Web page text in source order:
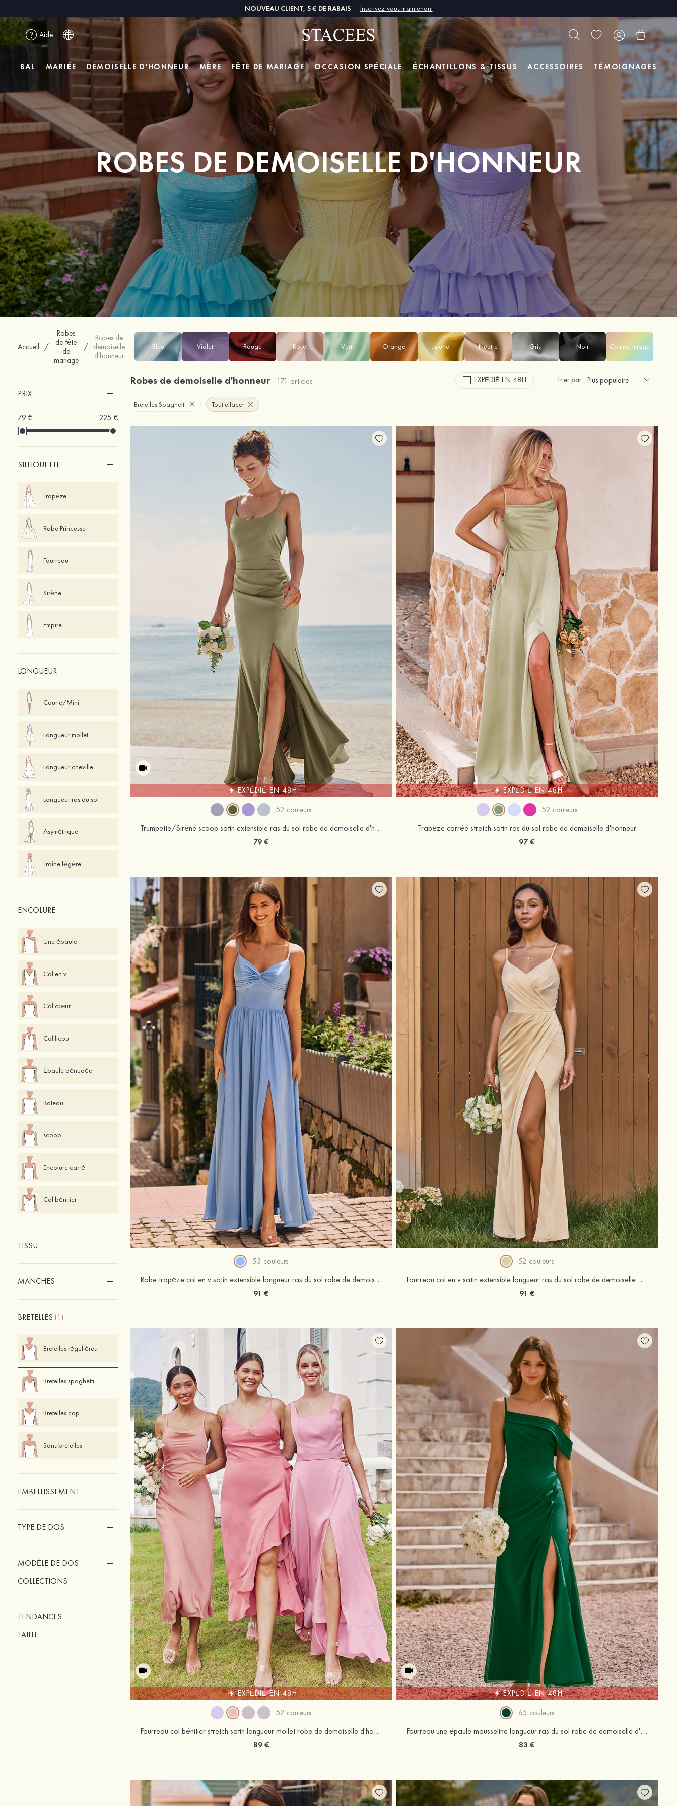
NOUVEAU CLIENT, 5 € DE RABAIS Inscrivez-vous maintenant
Aide
BAL MARIÉE DEMOISELLE D'HONNEUR MÈRE FÊTE DE MARIAGE OCCASION SPÉCIALE ÉCHANTILLONS & TISSUS ACCESSOIRES TÉMOIGNAGES
ROBES DE DEMOISELLE D'HONNEUR
Accueil /
Robes
de fête
de
mariage
/
Robes de
demoiselle
d'honneur
PRIX
79 € 225 €
SILHOUETTE
Trapèze
Robe Princesse
Fourreau
Sirène
Empire
LONGUEUR
Courte/Mini
Longueur mollet
Longueur cheville
Longueur ras du sol
Asymétrique
Traîne légère
ENCOLURE
Une épaule
Col en v
Col cœur
Col licou
Épaule dénudée
Bateau
scoop
Encolure carré
Col bénitier
TISSU
MANCHES
BRETELLES (1)
Bretelles régulières
Bretelles spaghetti
Bretelles cap
Sans bretelles
EMBELLISSEMENT
TYPE DE DOS
MODÈLE DE DOS
COLLECTIONS
TENDANCES
TAILLE
Bleu Violet Rouge Rose Vert Orange Jaune Neutre Gris Noir Comme Image
Robes de demoiselle d'honneur 171 articles EXPÉDIÉ EN 48H Trier par :
Bretelles Spaghetti Tout effacer
EXPÉDIÉ EN 48H
52 couleurs
Trumpette/Sirène scoop satin extensible ras du sol robe de demoiselle d'honneur
79 €
EXPÉDIÉ EN 48H
52 couleurs
Trapèze carrée stretch satin ras du sol robe de demoiselle d'honneur
97 €
53 couleurs
Robe trapèze col en v satin extensible longueur ras du sol robe de demoiselle d'honneur avec plissé fendue
91 €
52 couleurs
Fourreau col en v satin extensible longueur ras du sol robe de demoiselle d'honneur avec plissé fendue
91 €
EXPÉDIÉ EN 48H
52 couleurs
Fourreau col bénitier stretch satin longueur mollet robe de demoiselle d'honneur
89 €
EXPÉDIÉ EN 48H
65 couleurs
Fourreau une épaule mousseline longueur ras du sol robe de demoiselle d'honneur avec plissé fendue
83 €